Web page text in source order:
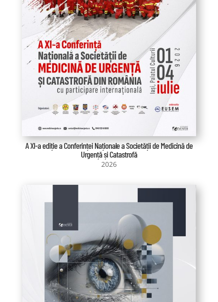
A XI-a ediție a Conferinței Naționale a Societății de Medicină de
Urgență și Catastrofă
2026